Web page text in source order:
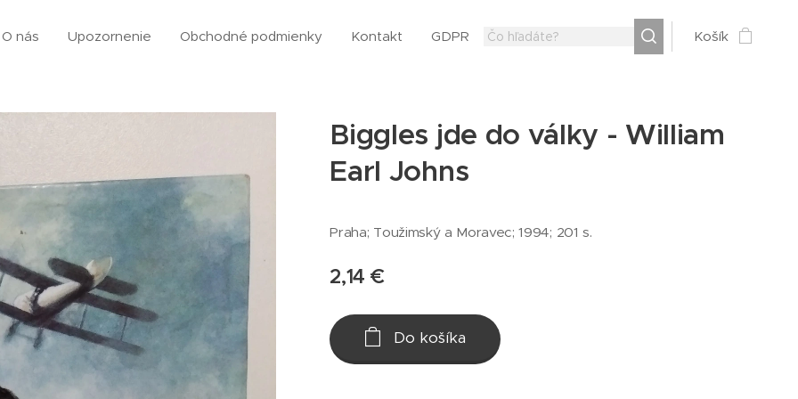
O nás Upozornenie Obchodné podmienky Kontakt GDPR Košík
Biggles jde do války - William
Earl Johns
Praha; Toužimský a Moravec; 1994; 201 s.
2,14 €
Do košíka